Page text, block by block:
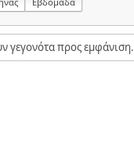
γεγονότα προς εμφάνιση.